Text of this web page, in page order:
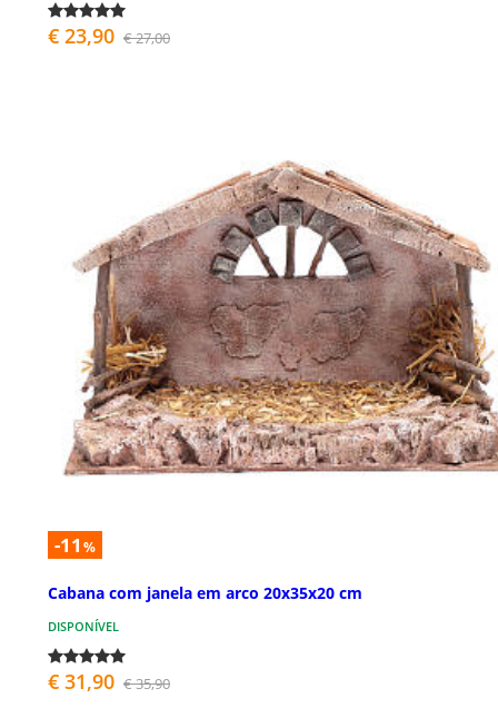
€ 23,90 € 27,00
-11 %
Cabana com janela em arco 20x35x20 cm
DISPONÍVEL
€ 31,90 € 35,90